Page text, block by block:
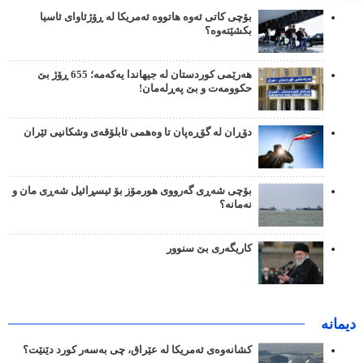
بۆچی کاتی ئەوە هاتووە ئەمریکا لە ڕۆژئاوای ئاسیا
بکشێتەوە؟
هەرێمی کوردستان لە جیهاندا یەکەمە؛ 655 ڕۆژ بێ
حکوومەت و بێ پەڕلەمان!
دۆڕان لە گۆڕەپان تا وەهمی ئابلۆقەی وشکانیی ئێران
بۆچی شەڕی گەرووی هورمۆز بۆ ئیسڕائیل شەڕی مان و
نەمانە؟
کاریگەری بێ سنوور
دیمانە
کشانەوەی ئەمریکا لە عێراق، چی بەسەر کورد دێنێت؟